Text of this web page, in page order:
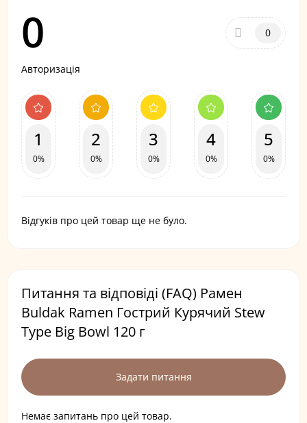
0 0
Авторизація
1
0%
2
0%
3
0%
4
0%
5
0%
Відгуків про цей товар ще не було.
Питання та відповіді (FAQ) Рамен
Buldak Ramen Гострий Курячий Stew
Type Big Bowl 120 г
Задати питання
Немає запитань про цей товар.